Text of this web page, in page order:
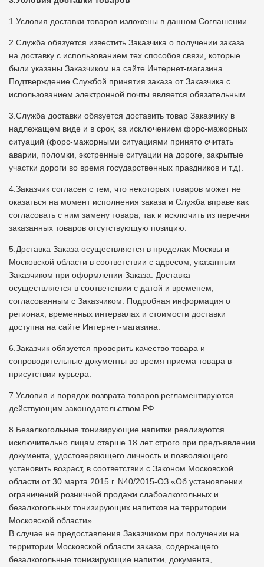
1.Условия доставки товаров изложены в данном Соглашении.
2.Служба обязуется известить Заказчика о получении заказа
на доставку с использованием тех способов связи, которые
были указаны Заказчиком на сайте Интернет-магазина.
Подтверждение Службой принятия заказа от Заказчика с
использованием электронной почты является обязательным.
3.Служба доставки обязуется доставить товар Заказчику в
надлежащем виде и в срок, за исключением форс-мажорных
ситуаций (форс-мажорными ситуациями принято считать
аварии, поломки, экстренные ситуации на дороге, закрытые
участки дороги во время государственных праздников и т.д).
4.Заказчик согласен с тем, что некоторых товаров может не
оказаться на момент исполнения заказа и Служба вправе как
согласовать с ним замену товара, так и исключить из перечня
заказанных товаров отсутствующую позицию.
5.Доставка Заказа осуществляется в пределах Москвы и
Московской области в соответствии с адресом, указанным
Заказчиком при оформлении Заказа. Доставка
осуществляется в соответствии с датой и временем,
согласованным с Заказчиком. Подробная информация о
регионах, временных интервалах и стоимости доставки
доступна на сайте Интернет-магазина.
6.Заказчик обязуется проверить качество товара и
сопроводительные документы во время приема товара в
присутствии курьера.
7.Условия и порядок возврата товаров регламентируются
действующим законодательством РФ.
8.Безалкогольные тонизирующие напитки реализуются
исключительно лицам старше 18 лет строго при предъявлении
документа, удостоверяющего личность и позволяющего
установить возраст, в соответствии с Законом Московской
области от 30 марта 2015 г. N40/2015-ОЗ «Об установлении
ограничений розничной продажи слабоалкогольных и
безалкогольных тонизирующих напитков на территории
Московской области».
В случае не предоставления Заказчиком при получении на
территории Московской области заказа, содержащего
безалкогольные тонизирующие напитки, документа,